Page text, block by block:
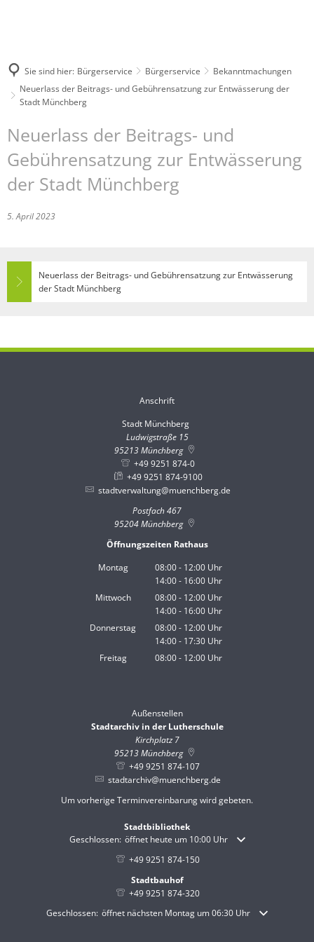
Sie sind hier: Bürgerservice Bürgerservice
Bekanntmachungen
Neuerlass der Beitrags- und Gebührensatzung zur Entwässerung der
Stadt Münchberg
Neuerlass der Beitrags- und
Gebührensatzung zur Entwässerung
der Stadt Münchberg
5. April 2023
Neuerlass der Beitrags- und Gebührensatzung zur Entwässerung
der Stadt Münchberg
Anschrift
Stadt Münchberg
Ludwigstraße 15
95213Münchberg
+49 9251 874-0
+49 9251 874-9100
stadtverwaltung@muenchberg.de
Postfach 467
95204Münchberg
Öffnungszeiten Rathaus
Montag
08:00- 12:00 Uhr
Von 08:00 bis 12:00 Uhr
14:00- 16:00 Uhr
Von 14:00 bis 16:00 Uhr
Mittwoch 08:00- 12:00 Uhr
Von 08:00 bis 12:00 Uhr
14:00- 16:00 Uhr
Von 14:00 bis 16:00 Uhr
Donnerstag 08:00- 12:00 Uhr
Von 08:00 bis 12:00 Uhr
14:00- 17:30 Uhr
Von 14:00 bis 17:30 Uhr
Freitag 08:00- 12:00 Uhr
Außenstellen
Stadtarchiv in der Lutherschule
Kirchplatz 7
95213Münchberg
+49 9251 874-107
stadtarchiv@muenchberg.de
Um vorherige Terminvereinbarung wird gebeten.
Stadtbibliothek
Klicken, um weitere Öffnungs- oder Schließzeiten
Geschlossen: öffnet heute um 10:00 Uhr
+49 9251 874-150
Stadtbauhof
+49 9251 874-320
Klicken, um weitere Öffnungs- oder Schließzeiten auszublenden
Geschlossen: öffnet nächsten Montag um 06:30 Uhr